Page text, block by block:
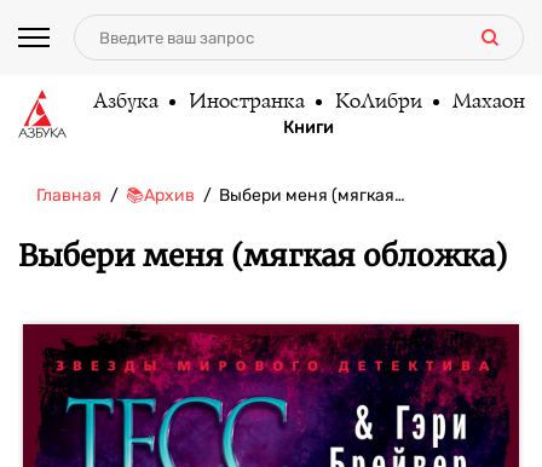
Азбука Иностранка КоЛибри Махаон
Книги
Главная 📚Архив Выбери меня (мягкая…
Выбери меня (мягкая обложка)